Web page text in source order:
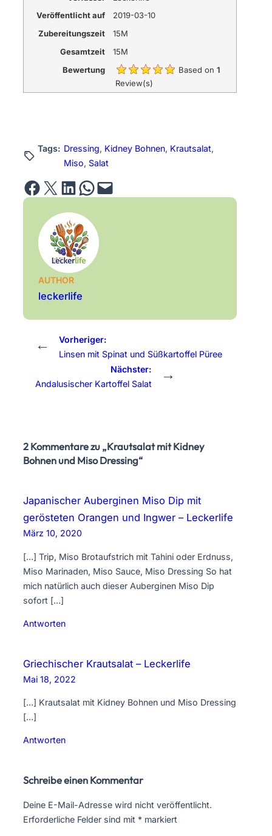
Veröffentlicht auf
2019-03-10
Zubereitungszeit
15M
Gesamtzeit
15M
Bewertung
Based on 1
Review(s)
Tags: Dressing, Kidney Bohnen, Krautsalat
Miso, Salat
Share on Facebook Email this Page Share on LinkedIn Share on WhatsApp Email this Page
AUTHOR
leckerlife
←
Vorheriger:
Linsen mit Spinat und Süßkartoffel Püree
Nächster:
Andalusischer Kartoffel Salat
→
2 Kommentare zu „Krautsalat mit Kidney
Bohnen und Miso Dressing“
Japanischer Auberginen Miso Dip mit
gerösteten Orangen und Ingwer – Leckerlife
März 10, 2020
[…] Trip, Miso Brotaufstrich mit Tahini oder Erdnuss,
Miso Marinaden, Miso Sauce, Miso Dressing So hat
mich natürlich auch dieser Auberginen Miso Dip
sofort […]
Antworten
Griechischer Krautsalat – Leckerlife
Mai 18, 2022
[…] Krautsalat mit Kidney Bohnen und Miso Dressing
[…]
Antworten
Schreibe einen Kommentar
Deine E-Mail-Adresse wird nicht veröffentlicht.
Erforderliche Felder sind mit * markiert